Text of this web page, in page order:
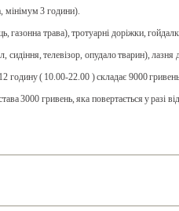
мінімум 3 години).
газонна трава), тротуарні доріжки,
сидіння, телевізор, опудало тварин),
годину ( 10.00-22.00 ) складає 9000
3000 гривень, яка повертається у разі